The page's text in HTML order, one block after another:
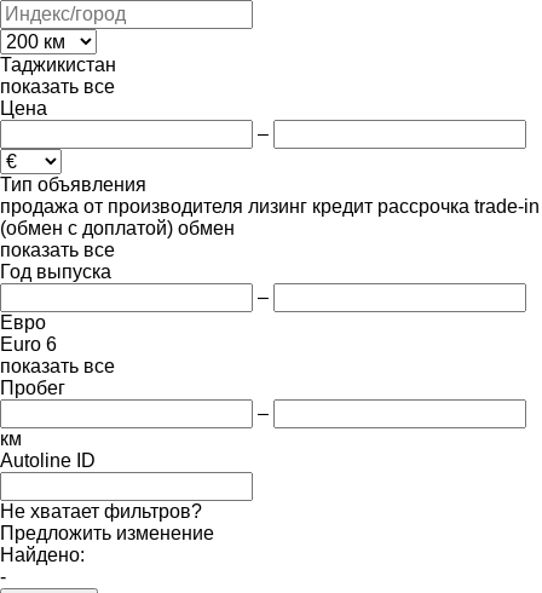
Таджикистан
показать все
Цена
–
Тип объявления
продажа от производителя лизинг кредит рассрочка trade-in
(обмен с доплатой) обмен
показать все
Год выпуска
–
Евро
Euro 6
показать все
Пробег
–
км
Autoline ID
Не хватает фильтров?
Предложить изменение
Найдено:
-